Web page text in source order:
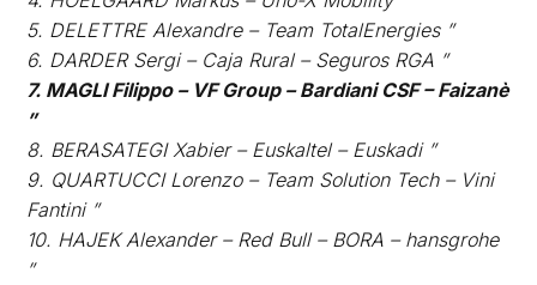
5. DELETTRE Alexandre – Team TotalEnergies ”
6. DARDER Sergi – Caja Rural – Seguros RGA ”
7. MAGLI Filippo – VF Group – Bardiani CSF – Faizanè
”
8. BERASATEGI Xabier – Euskaltel – Euskadi ”
9. QUARTUCCI Lorenzo – Team Solution Tech – Vini
Fantini ”
10. HAJEK Alexander – Red Bull – BORA – hansgrohe
”